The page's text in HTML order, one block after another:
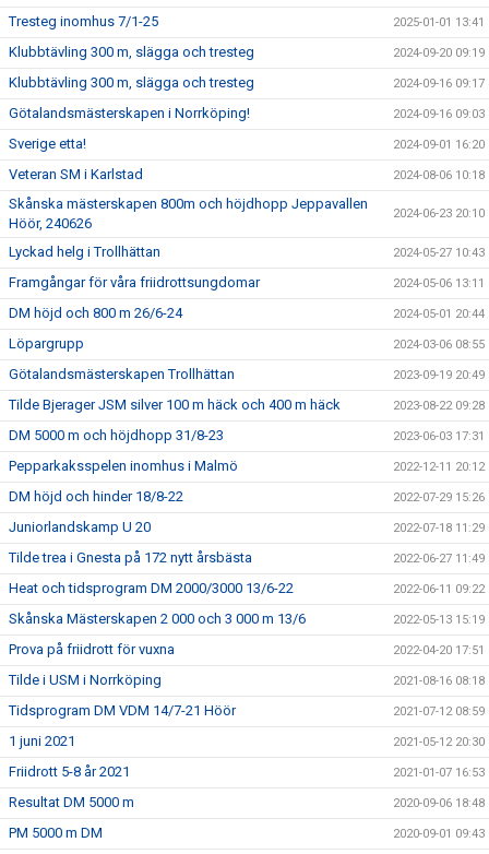
Tresteg inomhus 7/1-25 2025-01-01 13:41
Klubbtävling 300 m, slägga och tresteg 2024-09-20 09:19
Klubbtävling 300 m, slägga och tresteg 2024-09-16 09:17
Götalandsmästerskapen i Norrköping! 2024-09-16 09:03
Sverige etta! 2024-09-01 16:20
Veteran SM i Karlstad 2024-08-06 10:18
Skånska mästerskapen 800m och höjdhopp Jeppavallen
Höör, 240626
2024-06-23 20:10
Lyckad helg i Trollhättan 2024-05-27 10:43
Framgångar för våra friidrottsungdomar 2024-05-06 13:11
DM höjd och 800 m 26/6-24 2024-05-01 20:44
Löpargrupp 2024-03-06 08:55
Götalandsmästerskapen Trollhättan 2023-09-19 20:49
Tilde Bjerager JSM silver 100 m häck och 400 m häck 2023-08-22 09:28
DM 5000 m och höjdhopp 31/8-23 2023-06-03 17:31
Pepparkaksspelen inomhus i Malmö 2022-12-11 20:12
DM höjd och hinder 18/8-22 2022-07-29 15:26
Juniorlandskamp U 20 2022-07-18 11:29
Tilde trea i Gnesta på 172 nytt årsbästa 2022-06-27 11:49
Heat och tidsprogram DM 2000/3000 13/6-22 2022-06-11 09:22
Skånska Mästerskapen 2 000 och 3 000 m 13/6 2022-05-13 15:19
Prova på friidrott för vuxna 2022-04-20 17:51
Tilde i USM i Norrköping 2021-08-16 08:18
Tidsprogram DM VDM 14/7-21 Höör 2021-07-12 08:59
1 juni 2021 2021-05-12 20:30
Friidrott 5-8 år 2021 2021-01-07 16:53
Resultat DM 5000 m 2020-09-06 18:48
PM 5000 m DM 2020-09-01 09:43